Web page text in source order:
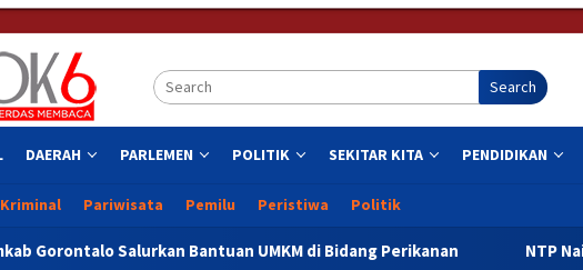
Search
DAERAH PARLEMEN POLITIK SEKITAR KITA PENDIDIKAN
Kriminal Pariwisata Pemilu Peristiwa Politik
UMKM di Bidang Perikanan NTP Naik, Kemiskinan Turun,